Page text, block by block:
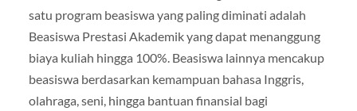
satu program beasiswa yang paling diminati adalah
Beasiswa Prestasi Akademik yang dapat menanggung
biaya kuliah hingga 100%. Beasiswa lainnya mencakup
beasiswa berdasarkan kemampuan bahasa Inggris,
olahraga, seni, hingga bantuan finansial bagi